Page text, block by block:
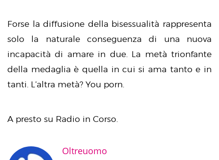
Forse la diffusione della bisessualità rappresenta
solo la naturale conseguenza di una nuova
incapacità di amare in due. La metà trionfante
della medaglia è quella in cui si ama tanto e in
tanti. L’altra metà? You porn.
A presto su Radio in Corso.
Oltreuomo